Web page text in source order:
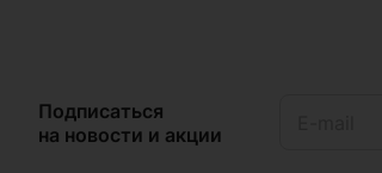
Подписаться
на новости и акции